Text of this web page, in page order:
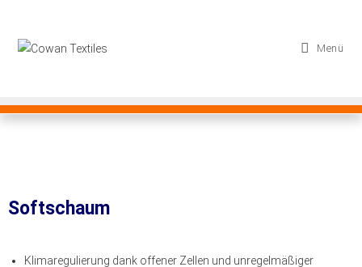
Menü
Softschaum
Klimaregulierung dank offener Zellen und unregelmäßiger